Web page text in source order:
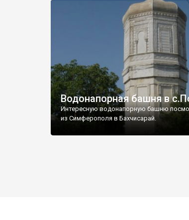
Водонапорная башня в
Интересную водонапорную башню
из Симферополя в Бахчисарай.